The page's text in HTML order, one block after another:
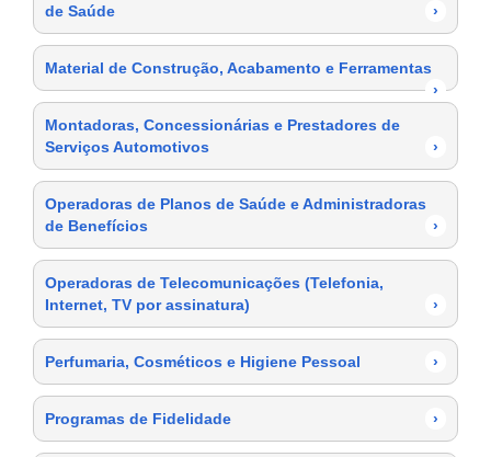
de Saúde
›
Material de Construção, Acabamento e Ferramentas
›
Montadoras, Concessionárias e Prestadores de
Serviços Automotivos
›
Operadoras de Planos de Saúde e Administradoras
de Benefícios
›
Operadoras de Telecomunicações (Telefonia,
Internet, TV por assinatura)
›
Perfumaria, Cosméticos e Higiene Pessoal ›
Programas de Fidelidade ›